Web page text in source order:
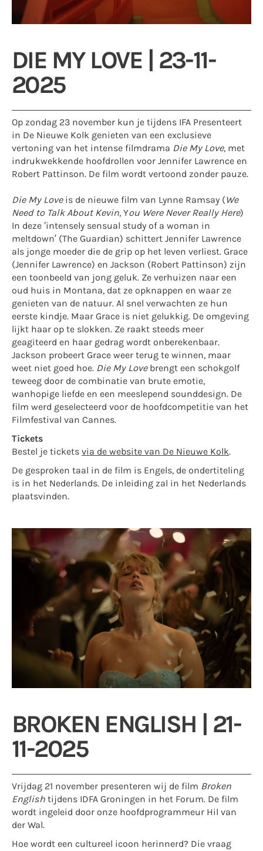
DIE MY LOVE | 23-11-
2025
Op zondag 23 november kun je tijdens IFA Presenteert
in De Nieuwe Kolk genieten van een exclusieve
vertoning van het intense filmdrama Die My Love, met
indrukwekkende hoofdrollen voor Jennifer Lawrence en
Robert Pattinson. De film wordt vertoond zonder pauze.
Die My Loveis de nieuwe film van Lynne Ramsay (We
Need to Talk About Kevin, You Were Never Really Here)
In deze ‘intensely sensual study of a woman in
meltdown’ (The Guardian) schittert Jennifer Lawrence
als jonge moeder die de grip op het leven verliest. Grace
(Jennifer Lawrence) en Jackson (Robert Pattinson) zijn
een toonbeeld van jong geluk. Ze verhuizen naar een
oud huis in Montana, dat ze opknappen en waar ze
genieten van de natuur. Al snel verwachten ze hun
eerste kindje. Maar Grace is niet gelukkig. De omgeving
lijkt haar op te slokken. Ze raakt steeds meer
geagiteerd en haar gedrag wordt onberekenbaar.
Jackson probeert Grace weer terug te winnen, maar
weet niet goed hoe. Die My Lovebrengt een schokgolf
teweeg door de combinatie van brute emotie,
wanhopige liefde en een meeslepend sounddesign. De
film werd geselecteerd voor de hoofdcompetitie van het
Filmfestival van Cannes.
Tickets
Bestel je tickets via de website van De Nieuwe Kolk.
De gesproken taal in de film is Engels, de ondertiteling
is in het Nederlands. De inleiding zal in het Nederlands
plaatsvinden.
BROKEN ENGLISH | 21-
11-2025
Vrijdag 21 november presenteren wij de film Broken
English tijdens IDFA Groningen in het Forum. De film
wordt ingeleid door onze hoofdprogrammeur Hil van
der Wal.
Hoe wordt een cultureel icoon herinnerd? Die vraag